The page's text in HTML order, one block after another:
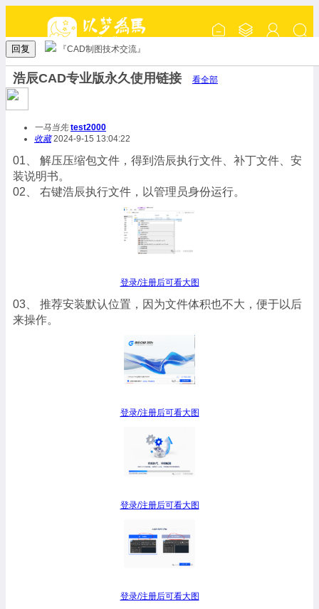
回复 『CAD制图技术交流』
浩辰CAD专业版永久使用链接 看全部
一马当先 test2000
收藏2024-9-15 13:04:22
01、 解压压缩包文件，得到浩辰执行文件、补丁文件、安
装说明书。
02、 右键浩辰执行文件，以管理员身份运行。
登录/注册后可看大图
03、 推荐安装默认位置，因为文件体积也不大，便于以后
来操作。
登录/注册后可看大图
登录/注册后可看大图
登录/注册后可看大图